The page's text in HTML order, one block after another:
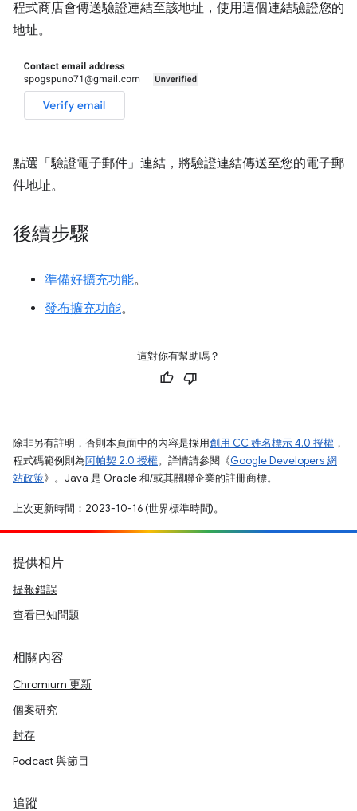
程式商店會傳送驗證連結至該地址，使用這個連結驗證您的
地址。
點選「驗證電子郵件」 連結，將驗證連結傳送至您的電子郵
件地址。
後續步驟
準備好擴充功能。
發布擴充功能。
這對你有幫助嗎？
除非另有註明，否則本頁面中的內容是採用創用 CC 姓名標示 4.0 授權 ，
程式碼範例則為阿帕契 2.0 授權。詳情請參閱《Google Developers 網
站政策》。Java 是 Oracle 和/或其關聯企業的註冊商標。
上次更新時間：2023-10-16 (世界標準時間)。
提供相片
提報錯誤
查看已知問題
相關內容
Chromium 更新
個案研究
封存
Podcast 與節目
追蹤